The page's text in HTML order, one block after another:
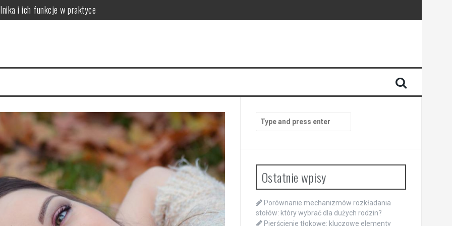
i ich funkcje w praktyce
i skuteczna rutyna anti-aging
na 4 tygodnie
cerę i jak to naprawić
for:
Ostatnie wpisy
Porównanie mechanizmów rozkładania
stołów: który wybrać dla dużych rodzin?
Pierścienie tłokowe: kluczowe elementy